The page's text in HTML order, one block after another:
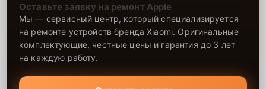
Оставьте заявку на ремонт Apple
Мы — сервисный центр, который специализируется
на ремонте устройств бренда Xiaomi. Оригинальные
комплектующие, честные цены и гарантия до 3 лет
на каждую работу.